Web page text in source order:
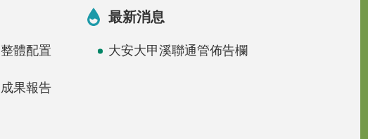
整體配置
成果報告
最新消息
大安大甲溪聯通管佈告欄